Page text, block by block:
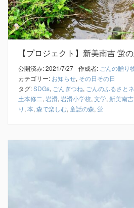
【プロジェクト】新美南吉 蛍
公開済み: 2021/7/27 作成者: ごんの贈り
カテゴリー: お知らせ, その日その日
タグ:SDGs, ごんぎつね, ごんのふるさと
土本修二, 岩滑, 岩滑小学校, 文学, 新美南吉
り , 本, 森で楽しむ, 童話の森, 蛍